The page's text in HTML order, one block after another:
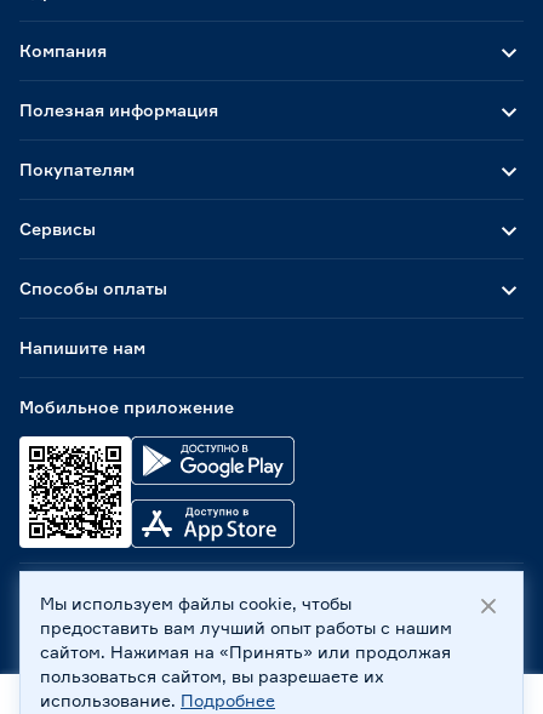
Способы оплаты
Мобильное приложение
Компания
Полезная информация
Покупателям
Сервисы
Напишите нам
ООО «Бауцентр Рус» 2004 -2026, 236029, г. Калининград,
ул. А.Невского, 205. ИНН 7702596813, КПП 390601001 ©
Все права защищены
Политика обработки персональных данных
Мы используем файлы cookie, чтобы
предоставить вам лучший опыт работы с нашим
сайтом. Нажимая на «Принять» или продолжая
пользоваться сайтом, вы разрешаете их
использование. Подробнее